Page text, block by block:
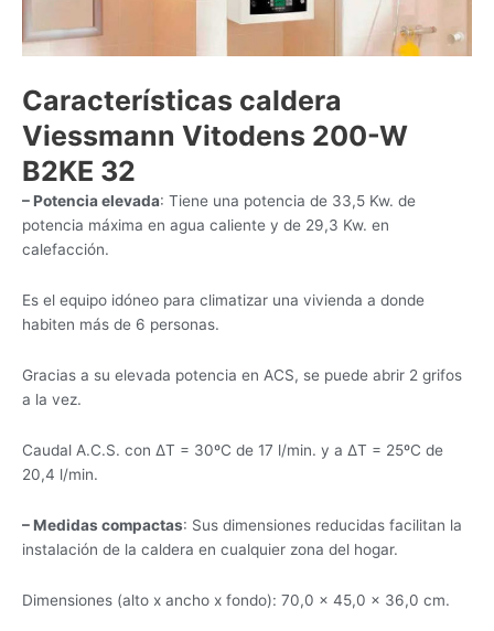
Características caldera
Viessmann Vitodens 200-W
B2KE 32
– Potencia elevada: Tiene una potencia de 33,5 Kw. de
potencia máxima en agua caliente y de 29,3 Kw. en
calefacción.
Es el equipo idóneo para climatizar una vivienda a donde
habiten más de 6 personas.
Gracias a su elevada potencia en ACS, se puede abrir 2 grifos
a la vez.
Caudal A.C.S. con ΔT = 30ºC de 17 l/min. y a ΔT = 25ºC de
20,4 l/min.
– Medidas compactas: Sus dimensiones reducidas facilitan la
instalación de la caldera en cualquier zona del hogar.
Dimensiones (alto x ancho x fondo): 70,0 × 45,0 × 36,0 cm.